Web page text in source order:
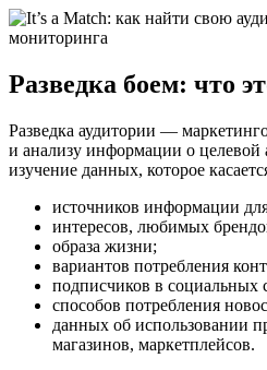
Разведка боем: что
Разведка аудитории —
и анализу информации о целевой
изучение данных, которое
источников информации
интересов, любимых
образа жизни;
вариантов потребления
подписчиков в социальных
способов потребления
данных об использовании
магазинов, маркетплейсов.